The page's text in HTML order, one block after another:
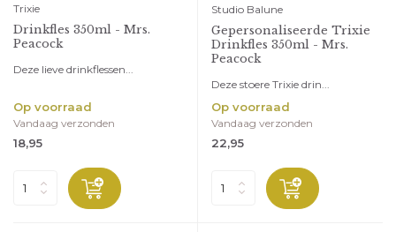
Trixie
Drinkfles 350ml - Mrs.
Peacock
Deze lieve drinkflessen...
Op voorraad
Vandaag verzonden
18,95
Studio Balune
Gepersonaliseerde Trixie
Drinkfles 350ml - Mrs.
Peacock
Deze stoere Trixie drin...
Op voorraad
Vandaag verzonden
22,95